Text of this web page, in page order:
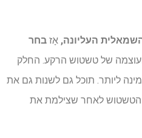
העליונה, אָז בחר
של טשטוש הרקע. החלק
ליותר. תוכל גם לשנות גם את
הטשטוש לאחר שצילמת את